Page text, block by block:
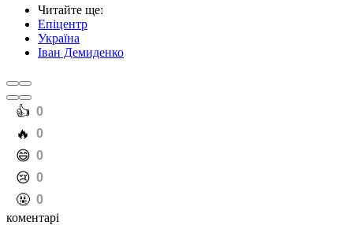
Читайте ще:
Епіцентр
Україна
Іван Демиденко
️👍 0
️🔥 0
️😄 0
️😢 0
️🤬 0
коментарі